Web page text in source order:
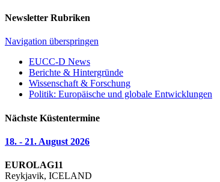
Newsletter Rubriken
Navigation überspringen
EUCC-D News
Berichte & Hintergründe
Wissenschaft & Forschung
Politik: Europäische und globale Entwicklungen
Nächste Küstentermine
18. - 21. August 2026
EUROLAG11
Reykjavik, ICELAND